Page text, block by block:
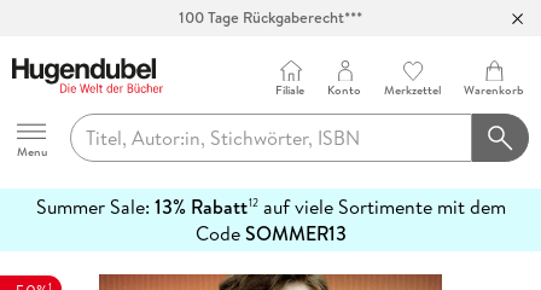
100 Tage Rückgaberecht***
Hugendubel
Menu
Filiale Konto Merkzettel Warenkorb
Summer Sale: 13% Rabatt12auf viele Sortimente mit dem
CodeSOMMER13
erfahren
1